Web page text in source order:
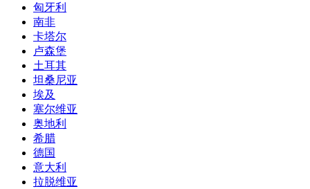
匈牙利
南非
卡塔尔
卢森堡
土耳其
坦桑尼亚
埃及
塞尔维亚
奥地利
希腊
德国
意大利
拉脱维亚